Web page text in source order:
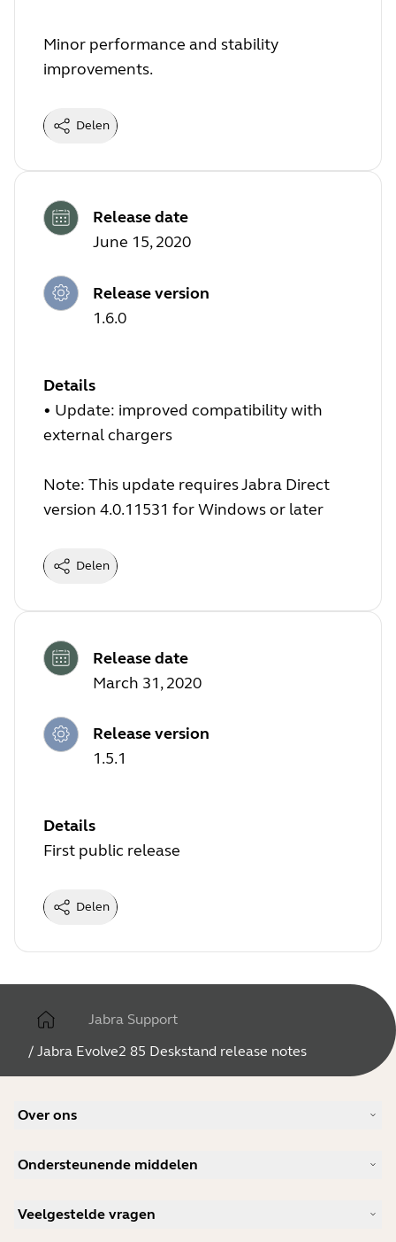
Minor performance and stability
improvements.
Delen
Release date
June 15, 2020
Release version
1.6.0
Details
• Update: improved compatibility with
external chargers
Note: This update requires Jabra Direct
version 4.0.11531 for Windows or later
Delen
Release date
March 31, 2020
Release version
1.5.1
Details
First public release
Delen
Jabra Support
/ Jabra Evolve2 85 Deskstand release notes
Over ons
Vacatures
Nieuws en persberichten
Ondersteunende middelen
Gebruikershandleidingen
Veelgestelde vragen